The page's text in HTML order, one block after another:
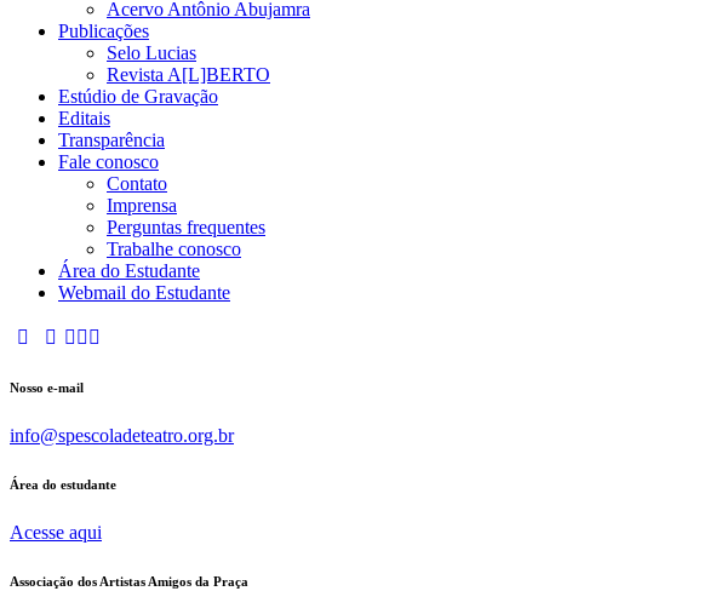
Acervo Antônio Abujamra
Publicações
Selo Lucias
Revista A[L]BERTO
Estúdio de Gravação
Editais
Transparência
Fale conosco
Contato
Imprensa
Perguntas frequentes
Trabalhe conosco
Área do Estudante
Webmail do Estudante
Nosso e-mail
info@spescoladeteatro.org.br
Área do estudante
Acesse aqui
Associação dos Artistas Amigos da Praça